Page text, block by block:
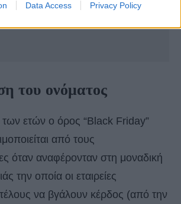
Data Access Privacy Policy
του ονόματος
ετών ο όρος “Black Friday”
από τους
όταν αναφέρονταν στη μοναδική
την οποία οι εταιρείες
να βγάλουν κέρδος (από την